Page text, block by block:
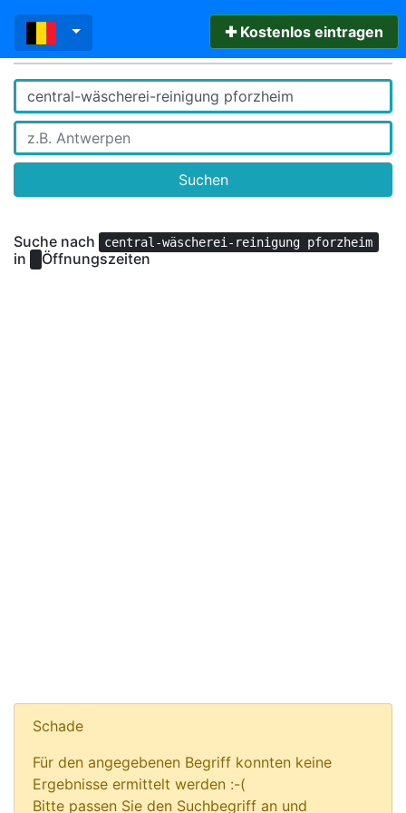
✚ Kostenlos eintragen
Suchen
Suche nach central-wäscherei-reinigung pforzheim
in Öffnungszeiten
Schade
Für den angegebenen Begriff konnten keine
Ergebnisse ermittelt werden :-(
Bitte passen Sie den Suchbegriff an und